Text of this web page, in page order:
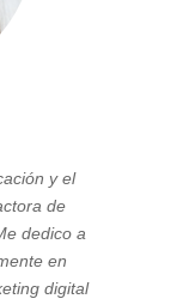
y el
de
dedico a
en
digital